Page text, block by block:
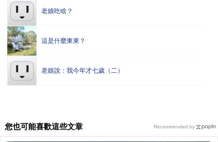
老娘吃啥？
這是什麼東東？
老娘說：我今年才七歲（二）
您也可能喜歡這些文章 Recommended by